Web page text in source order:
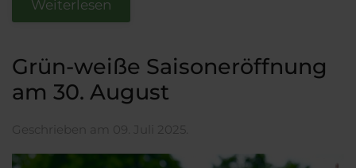
Weiterlesen
Grün-weiße Saisoneröffnung
am 30. August
Geschrieben am 09. Juli 2025